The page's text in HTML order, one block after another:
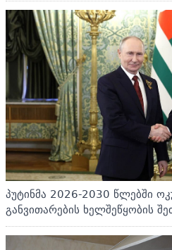
პუტინმა 2026-2030 წლებში
განვითარების ხელშეწყობის